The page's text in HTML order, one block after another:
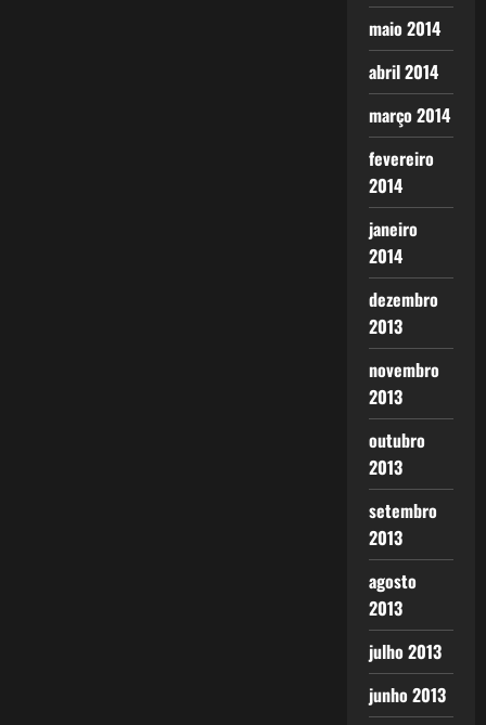
maio 2014
abril 2014
março 2014
fevereiro
2014
janeiro
2014
dezembro
2013
novembro
2013
outubro
2013
setembro
2013
agosto
2013
julho 2013
junho 2013